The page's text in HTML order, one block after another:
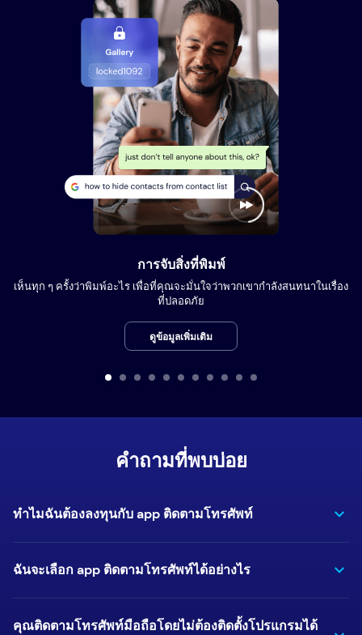
การจับสิ่งที่พิมพ์
เห็นทุก ๆ ครั้งว่าพิมพ์อะไร เพื่อที่คุณจะมั่นใจว่าพวกเขากำลังสนทนาในเรื่อง
ที่ปลอดภัย
ดูข้อมูลเพิ่มเติม
คำถามที่พบบ่อย
ทำไมฉันต้องลงทุนกับ app ติดตามโทรศัพท์
ฉันจะเลือก app ติดตามโทรศัพท์ได้อย่างไร
คุณติดตามโทรศัพท์มือถือโดยไม่ต้องติดตั้งโปรแกรมได้